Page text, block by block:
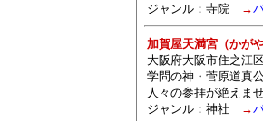
ジャンル： 寺院→
加賀屋天満宮（かが
大阪府大阪市住之江
学問の神・菅原道真
人々の参拝が絶えま
ジャンル： 神社 →